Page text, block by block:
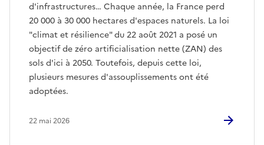
d'infrastructures… Chaque année, la France perd
20 000 à 30 000 hectares d'espaces naturels. La loi
"climat et résilience" du 22 août 2021 a posé un
objectif de zéro artificialisation nette (ZAN) des
sols d'ici à 2050. Toutefois, depuis cette loi,
plusieurs mesures d'assouplissements ont été
adoptées.
22 mai 2026